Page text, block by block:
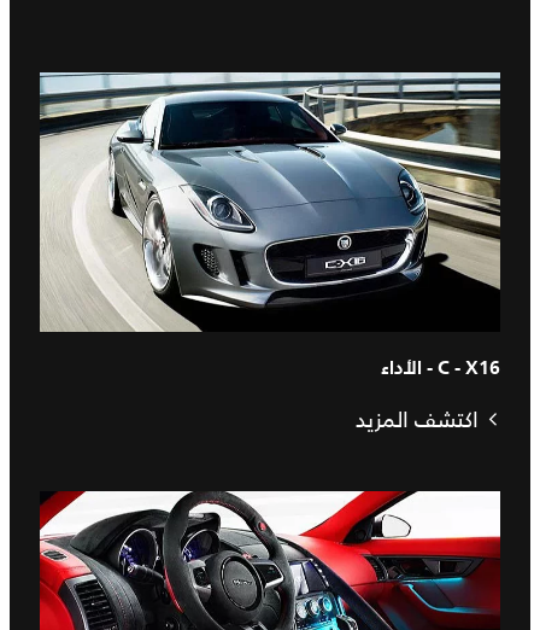
C - X16 - الأداء
اكتشف المزيد